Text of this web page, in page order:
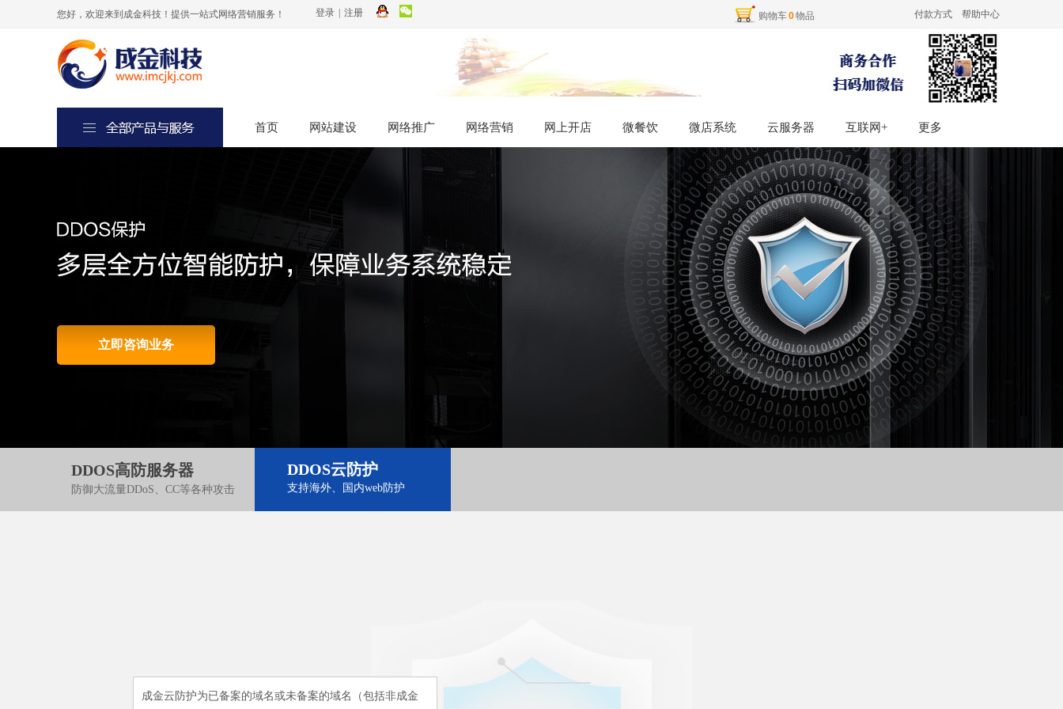
付款方式 帮助中心
您好，欢迎来到成金科技！提供一站式网络营销服务！ 购物车0物品
登录 注册
首页 网站建设 网络推广 网络营销 网上开店 微餐饮 微店系统 云服务器 互联网+ 更多
首页 网站建设 网络推广 网络营销 网上开店 微餐饮 微店系统 云服务器 互联网+ 更多
立即咨询业务
DDOS高防服务器
防御大流量DDoS、CC等各种攻击
DDOS云防护
支持海外、国内web防护
成金云防护为已备案的域名或未备案的域名（包括非成金